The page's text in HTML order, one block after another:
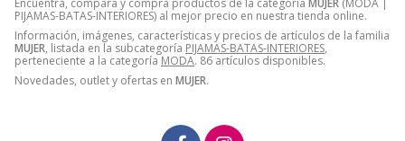
PIJAMAS-BATAS-INTERIORES) al mejor precio en nuestra tienda online.
Información, imágenes, características y precios de artículos de la familia
MUJER, listada en la subcategoría PIJAMAS-BATAS-INTERIORES,
perteneciente a la categoría MODA. 86 artículos disponibles.
Novedades, outlet y ofertas en MUJER.